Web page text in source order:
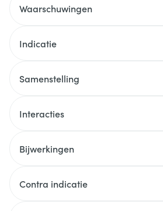
Waarschuwingen
Indicatie
Samenstelling
Interacties
Bijwerkingen
Contra indicatie